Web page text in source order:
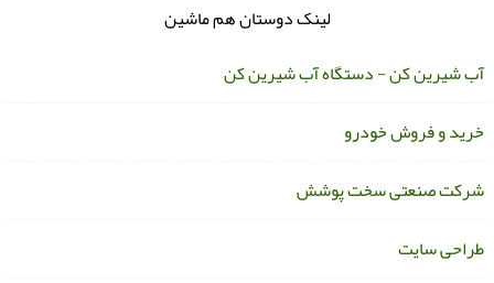
لینک دوستان هم ماشین
شیرین کن - دستگاه آب شیرین کن
و فروش خودرو
صنعتی سخت پوشش
سایت